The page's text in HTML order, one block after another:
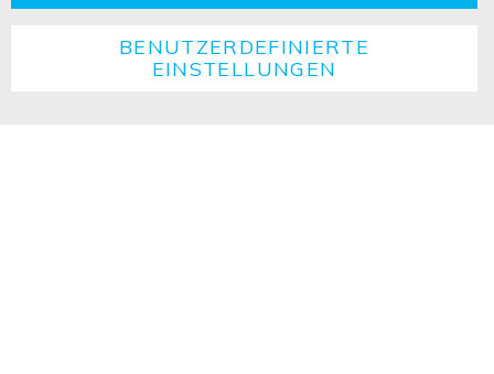
Copyright ©2026 ISOLED FIAI Handels GmbH All
BENUTZERDEFINIERTE
EINSTELLUNGEN